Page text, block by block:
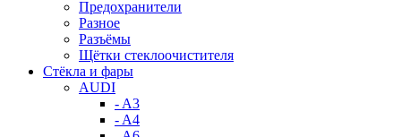
Предохранители
Разное
Разъёмы
Щётки стеклоочистителя
Стёкла и фары
AUDI
- A3
- A4